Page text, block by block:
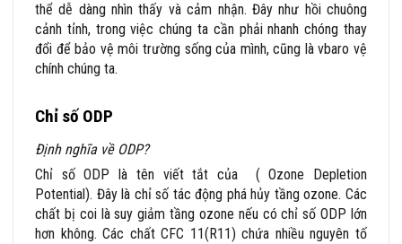
thể dễ dàng nhìn thấy và cảm nhận. Đây như hồi chuông
cảnh tỉnh, trong việc chúng ta cần phải nhanh chóng thay
đổi để bảo vệ môi trường sống của mình, cũng là vbaro vệ
chính chúng ta.
Chỉ số ODP
Định nghĩa về ODP?
Chỉ số ODP là tên viết tắt của ( Ozone Depletion
Potential). Đây là chỉ số tác động phá hủy tầng ozone. Các
chất bị coi là suy giảm tầng ozone nếu có chỉ số ODP lớn
hơn không. Các chất CFC 11(R11) chứa nhiều nguyên tố